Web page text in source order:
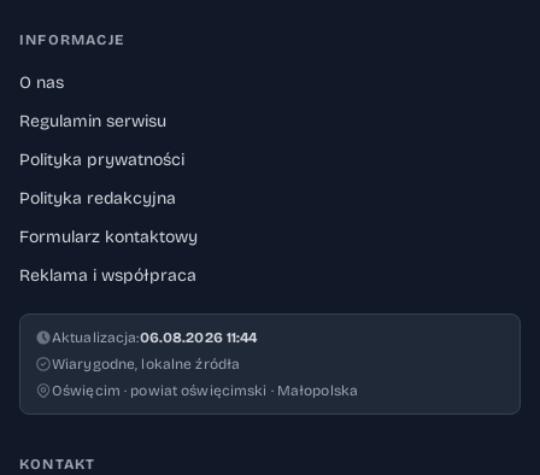
INFORMACJE
O nas
Regulamin serwisu
Polityka prywatności
Polityka redakcyjna
Formularz kontaktowy
Reklama i współpraca
Aktualizacja:06.08.2026 11:44
Wiarygodne, lokalne źródła
Oświęcim · powiat oświęcimski · Małopolska
KONTAKT